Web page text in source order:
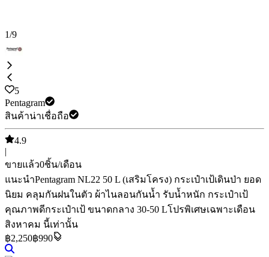
1/9
5
Pentagram
สินค้าน่าเชื่อถือ
4.9
|
ขายแล้ว0ชิ้น/เดือน
แนะนำPentagram NL22 50 L (เสริมโครง) กระเป๋าเป้เดินป่า ยอด
นิยม คลุมกันฝนในตัว ผ้าไนลอนกันน้ำ รับน้ำหนัก กระเป๋าเป้
คุณภาพดีกระเป๋าเป้ ขนาดกลาง 30-50 Lโปรพิเศษเฉพาะเดือน
สิงหาคม นี้เท่านั้น
฿2,250฿990